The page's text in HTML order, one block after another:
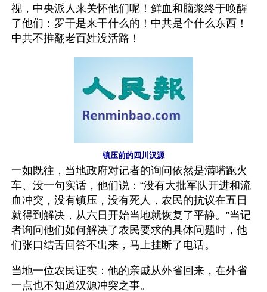
视，中央派人来关怀他们呢！鲜血和脑浆终于唤醒
了他们：罗干是来干什么的！中共是个什么东西！
中共不推翻老百姓没活路！
镇压前的四川汉源
一如既往，当地政府对记者的询问依然是满嘴跑火
车、没一句实话，他们说：“没有大批军队开进和流
血冲突，没有镇压，没有死人，农民的抗议在五日
就得到解决，从六日开始当地就恢复了平静。”当记
者询问他们如何解决了农民要求的具体问题时，他
们张口结舌回答不出来，马上挂断了电话。
当地一位农民证实：他的亲戚从外省回来，在外省
一点也不知道汉源冲突之事。